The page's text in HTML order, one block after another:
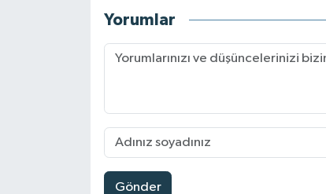
Yorumlar
Gönder